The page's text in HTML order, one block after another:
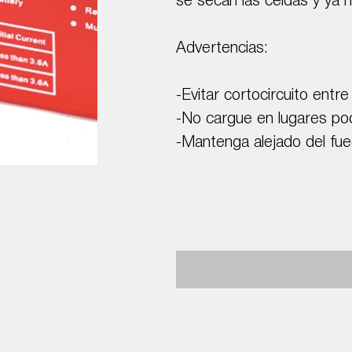
Advertencias:
-Evitar cortocircuito
-No cargue en lugares
-Mantenga alejado del